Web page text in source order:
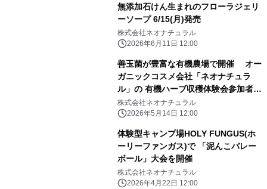
無添加石けん生まれのフローラジェリ
ーソープ 6/15(月)発売
株式会社ネオナチュラル
2026年6月11日 12:00
善玉菌が豊富な有機農場で開催 オー
ガニックコスメ会社「ネオナチュラ
ル」の 有機ハーブ収穫体験会参加者募
集
株式会社ネオナチュラル
2026年5月14日 12:00
体験型キャンプ場HOLY FUNGUS(ホ
ーリーファンガス)で 「泥んこバレー
ボール」大会を開催
株式会社ネオナチュラル
2026年4月22日 12:00